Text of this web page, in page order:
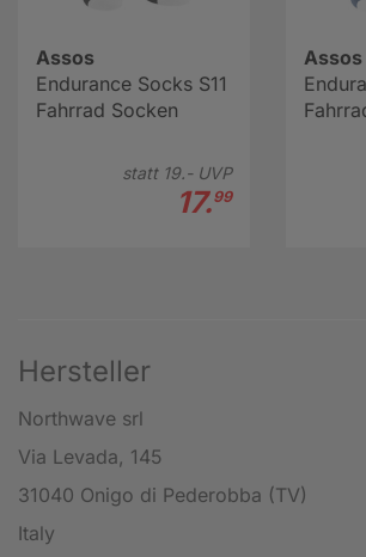
Assos
Endurance Socks S11
Fahrrad Socken
statt 19.-UVP
17.99
Assos
Hersteller
Northwave srl
Via Levada, 145
31040 Onigo di Pederobba (TV)
Italy